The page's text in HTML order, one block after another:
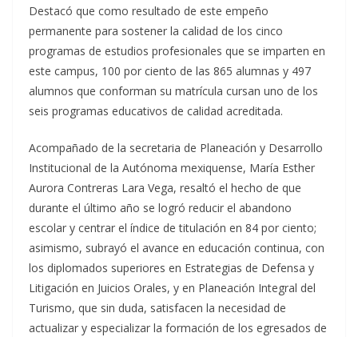
Destacó que como resultado de este empeño
permanente para sostener la calidad de los cinco
programas de estudios profesionales que se imparten en
este campus, 100 por ciento de las 865 alumnas y 497
alumnos que conforman su matrícula cursan uno de los
seis programas educativos de calidad acreditada.
Acompañado de la secretaria de Planeación y Desarrollo
Institucional de la Autónoma mexiquense, María Esther
Aurora Contreras Lara Vega, resaltó el hecho de que
durante el último año se logró reducir el abandono
escolar y centrar el índice de titulación en 84 por ciento;
asimismo, subrayó el avance en educación continua, con
los diplomados superiores en Estrategias de Defensa y
Litigación en Juicios Orales, y en Planeación Integral del
Turismo, que sin duda, satisfacen la necesidad de
actualizar y especializar la formación de los egresados de